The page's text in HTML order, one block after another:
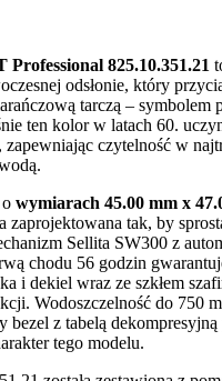
Professional 825.10.351.21
odsłonie, który
tarczą – symbolem
ten kolor w latach 60.
czytelność w
wymiarach 45.00 mm x
zaprojektowana tak, by
Sellita SW300 z
chodu 56 godzin
i dekiel wraz ze szkłem
Wodoszczelność do 750
bezel z tabelą
tego modelu.